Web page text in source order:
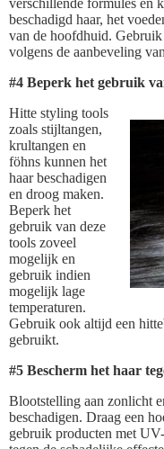
verschillende formules en
beschadigd haar, het
van de hoofdhuid. Gebruik
volgens de aanbeveling
#4 Beperk het gebruik
Hitte styling tools
zoals stijltangen,
krultangen en
föhns kunnen het
haar beschadigen
en droog maken.
Beperk het
gebruik van deze
tools zoveel
mogelijk en
gebruik indien
mogelijk lage
temperaturen.
Gebruik ook altijd een
gebruikt.
#5 Bescherm het haar
Blootstelling aan zonlicht
beschadigen. Draag een
gebruik producten met